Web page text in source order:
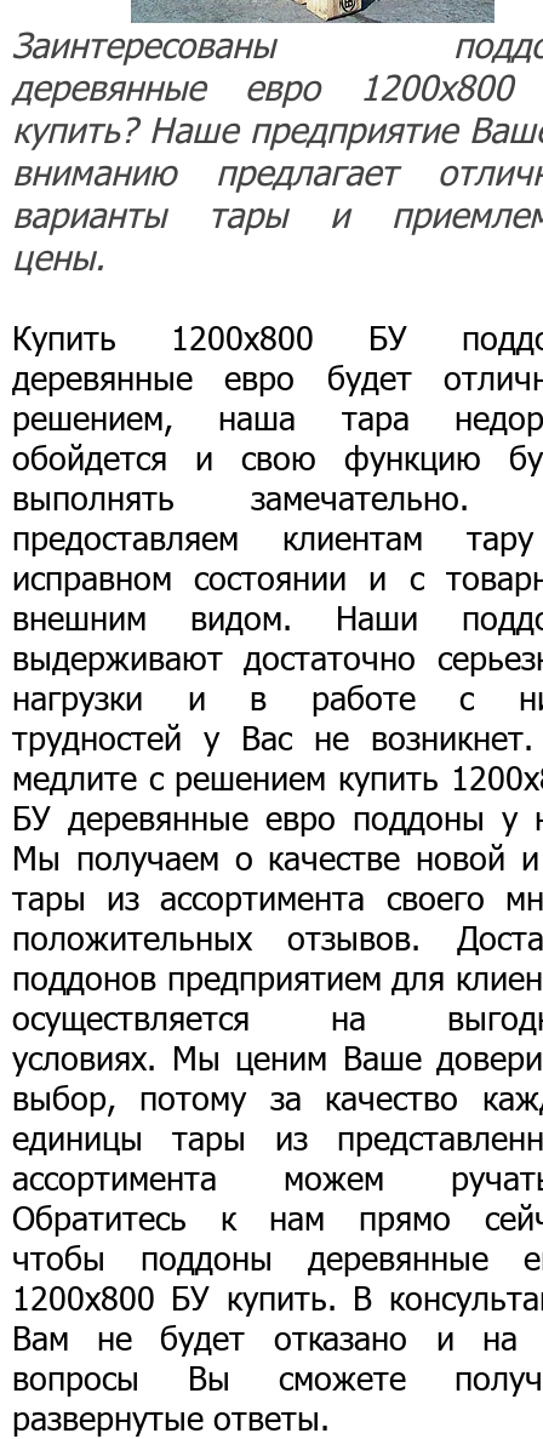
Заинтересованы
деревянные евро
купить? Наше предприятие
вниманию предлагает
варианты тары и
цены.
Купить 1200х800 БУ
деревянные евро будет
решением, наша тара
обойдется и свою функцию
выполнять замечательно.
предоставляем клиентам
исправном состоянии и с
внешним видом. Наши
выдерживают достаточно
нагрузки и в работе с
трудностей у Вас не
медлите с решением купить
БУ деревянные евро поддоны у
Мы получаем о качестве новой
тары из ассортимента своего
положительных отзывов.
поддонов предприятием для
осуществляется на
условиях. Мы ценим Ваше
выбор, потому за качество
единицы тары из
ассортимента можем
Обратитесь к нам прямо
чтобы поддоны деревянные
1200х800 БУ купить. В
Вам не будет отказано и на
вопросы Вы сможете
развернутые ответы.